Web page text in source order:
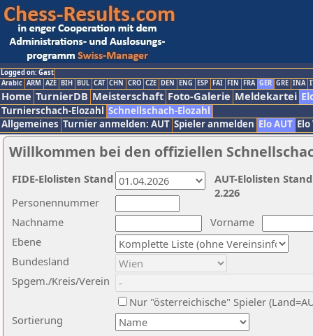
Logged on: Gast
Arabic ARM AZE BIH BUL CAT CHN CRO CZE DEN ENG ESP FAI FIN FRA GER GRE INA
Home TurnierDB Meisterschaft Foto-Galerie Meldekartei
Turnierschach-Elozahl Schnellschach-Elozahl
Allgemeines Turnier anmelden: AUT Spieler anmelden Elo AUT
Willkommen bei den offiziellen
Nachname
Vorname
Ebene
Sortierung
Personennummer
Bundesland
Spgem./Kreis/Verein
Nur "österreichische" Spieler
AUT-Elolisten
2.226
FIDE-Elolisten Stand